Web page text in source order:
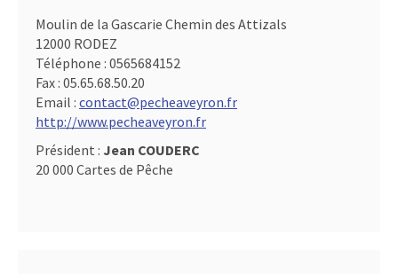
Moulin de la Gascarie Chemin des Attizals
12000 RODEZ
Téléphone : 0565684152
Fax : 05.65.68.50.20
Email : contact@pecheaveyron.fr
http://www.pecheaveyron.fr
Président : Jean COUDERC
20 000 Cartes de Pêche